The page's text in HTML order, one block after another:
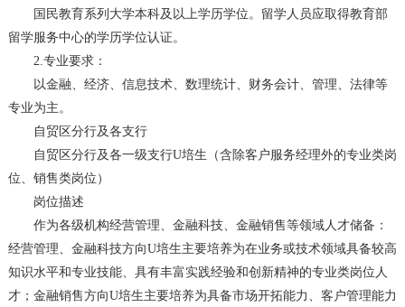
国民教育系列大学本科及以上学历学位。留学人员应取得教育部
留学服务中心的学历学位认证。
2.专业要求：
以金融、经济、信息技术、数理统计、财务会计、管理、法律等
专业为主。
自贸区分行及各支行
自贸区分行及各一级支行U培生（含除客户服务经理外的专业类岗
位、销售类岗位）
岗位描述
作为各级机构经营管理、金融科技、金融销售等领域人才储备：
经营管理、金融科技方向U培生主要培养为在业务或技术领域具备较高
知识水平和专业技能、具有丰富实践经验和创新精神的专业类岗位人
才；金融销售方向U培生主要培养为具备市场开拓能力、客户管理能力